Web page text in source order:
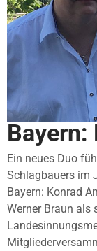
Bayern:
Ein neues Duo
Schlagbauers im
Bayern: Konrad
Werner Braun als